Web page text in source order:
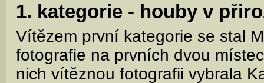
1. kategorie - houby v
Vítězem první kategorie se stal
fotografie na prvních dvou
nich vítěznou fotografii vybrala